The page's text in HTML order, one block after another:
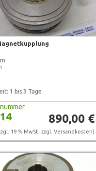
1 bis 3 Tage
890,00 €
19 % MwSt. zzgl.Versandkosten)